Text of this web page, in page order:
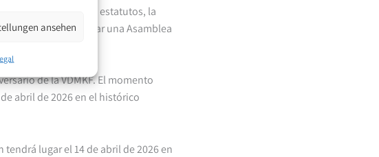
ansehen
el Artículo 18 de sus estatutos, la
ha decidido celebrar una Asamblea
de la VDMKF. El momento
abril de 2026 en el histórico
lugar el 14 de abril de 2026 en